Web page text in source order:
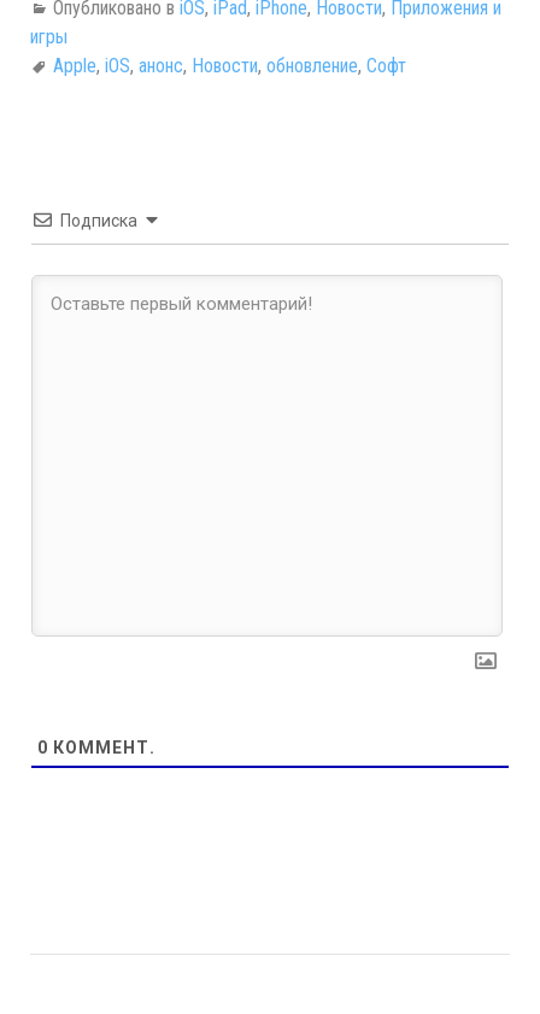
Опубликовано в iOS, iPad, iPhone, Новости, Приложения и
игры
Apple, iOS, анонс, Новости, обновление, Софт
Подписка
0 КОММЕНТ.